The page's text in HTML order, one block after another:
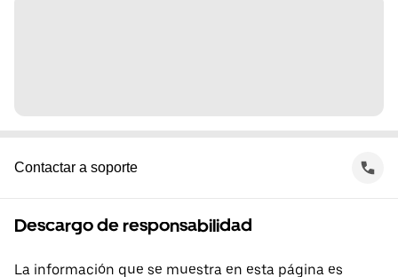
Contactar a soporte
Descargo de responsabilidad
La información que se muestra en esta página es